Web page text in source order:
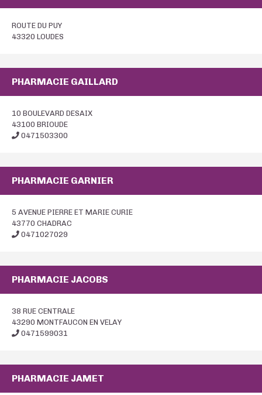
ROUTE DU PUY
43320 LOUDES
PHARMACIE GAILLARD
10 BOULEVARD DESAIX
43100 BRIOUDE
0471503300
PHARMACIE GARNIER
5 AVENUE PIERRE ET MARIE CURIE
43770 CHADRAC
0471027029
PHARMACIE JACOBS
38 RUE CENTRALE
43290 MONTFAUCON EN VELAY
0471599031
PHARMACIE JAMET